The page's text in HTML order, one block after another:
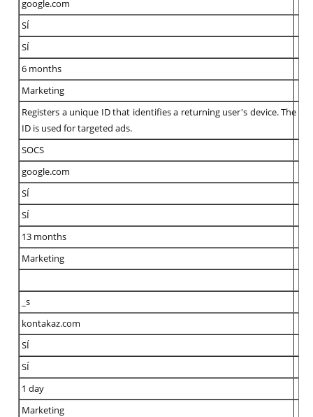
google.com
SÍ
SÍ
6 months
Marketing
Registers a unique ID that identifies a returning user's device. The
ID is used for targeted ads.
SOCS
google.com
SÍ
SÍ
13 months
Marketing
_s
kontakaz.com
SÍ
SÍ
1 day
Marketing